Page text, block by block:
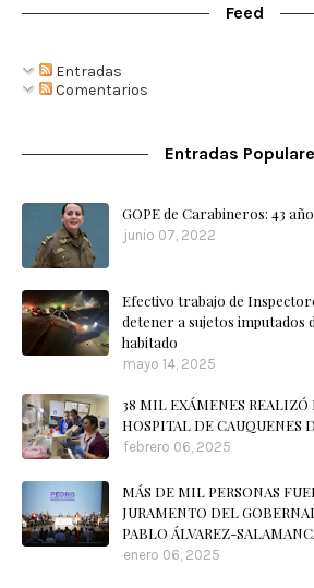
Feed
Entradas
Comentarios
Entradas
GOPE de Carabineros: 43
junio 07, 2022
Efectivo trabajo de
detener a sujetos imputados
habitado
mayo 14, 2025
38 MIL EXÁMENES
HOSPITAL DE CAUQUENES
febrero 06, 2025
MÁS DE MIL PERSONAS
JURAMENTO DEL
PABLO ÁLVAREZ-
enero 06, 2025